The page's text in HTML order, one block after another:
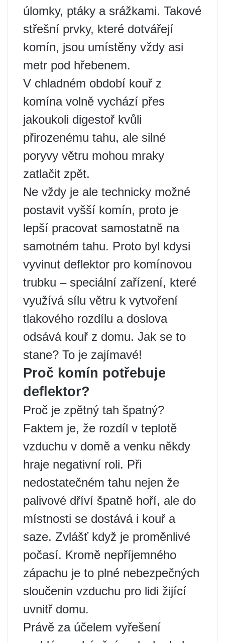
úlomky, ptáky a srážkami. Takové
střešní prvky, které dotvářejí
komín, jsou umístěny vždy asi
metr pod hřebenem.
V chladném období kouř z
komína volně vychází přes
jakoukoli digestoř kvůli
přirozenému tahu, ale silné
poryvy větru mohou mraky
zatlačit zpět.
Ne vždy je ale technicky možné
postavit vyšší komín, proto je
lepší pracovat samostatně na
samotném tahu. Proto byl kdysi
vyvinut deflektor pro komínovou
trubku – speciální zařízení, které
využívá sílu větru k vytvoření
tlakového rozdílu a doslova
odsává kouř z domu. Jak se to
stane? To je zajímavé!
Proč komín potřebuje
deflektor?
Proč je zpětný tah špatný?
Faktem je, že rozdíl v teplotě
vzduchu v domě a venku někdy
hraje negativní roli. Při
nedostatečném tahu nejen že
palivové dříví špatně hoří, ale do
místnosti se dostává i kouř a
saze. Zvlášť když je proměnlivé
počasí. Kromě nepříjemného
zápachu je to plné nebezpečných
sloučenin vzduchu pro lidi žijící
uvnitř domu.
Právě za účelem vyřešení